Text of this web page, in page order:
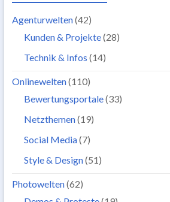
Agenturwelten(42)
Kunden & Projekte(28)
Technik & Infos (14)
Onlinewelten(110)
Bewertungsportale(33)
Netzthemen(19)
Social Media(7)
Style & Design(51)
Photowelten(62)